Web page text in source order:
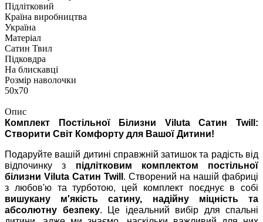
Підлітковий
Країна виробництва
Україна
Матеріал
Сатин Твил
Підковдра
На блискавці
Розмір наволочки
50х70
Опис
Комплект Постільної Білизни Viluta Сатин Twill:
Створити Світ Комфорту для Вашої Дитини!
Подаруйте вашій дитині справжній затишок та радість від
відпочинку з підлітковим комплектом постільної
білизни Viluta Сатин Twill . Створений на нашій фабриці
з любов'ю та турботою, цей комплект поєднує в собі
вишукану м'якість сатину, надійну міцність та
абсолютну безпеку. Це ідеальний вибір для спальні